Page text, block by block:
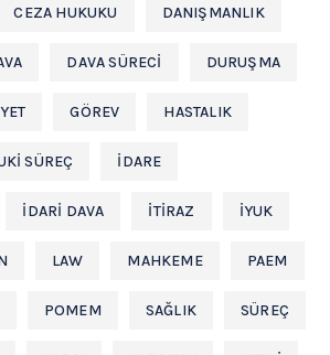
CEZA HUKUKU DANIŞMANLIK
DAVA SÜRECI DURUŞMA
GÖREV HASTALIK
SÜREÇ IDARE
IDARI DAVA ITIRAZ IYUK
LAW MAHKEME PAEM
POMEM SAĞLIK SÜREÇ